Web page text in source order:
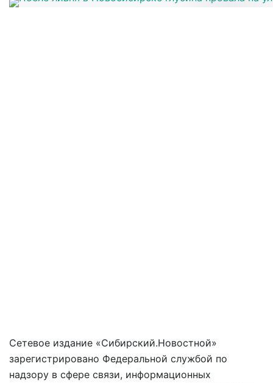
Сетевое издание «Сибирский.Новостной»
зарегистрировано Федеральной службой по
надзору в сфере связи, информационных